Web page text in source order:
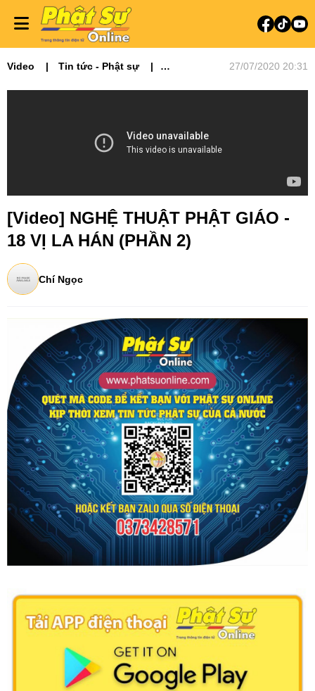
Video
Tin tức - Phật sự
27/07/2020 20:31
[Video] NGHỆ THUẬT PHẬT GIÁO -
18 VỊ LA HÁN (PHẦN 2)
Chí Ngọc